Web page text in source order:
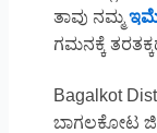
ತಾವು ನಮ್ಮ
ಗಮನಕ್ಕೆ
Bagalkot
ಬಾಗಲಕೋಟ